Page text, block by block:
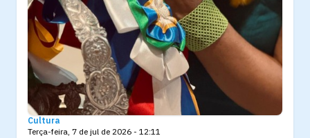
Cultura
Terça-feira, 7 de jul de 2026 - 12:11